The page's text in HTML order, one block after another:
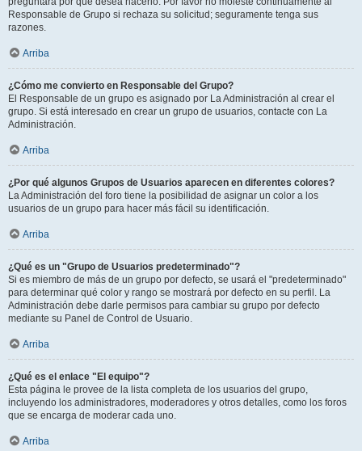
Responsable de Grupo si rechaza su solicitud; seguramente tenga sus
razones.
Arriba
¿Cómo me convierto en Responsable del Grupo?
El Responsable de un grupo es asignado por La Administración al crear el
grupo. Si está interesado en crear un grupo de usuarios, contacte con La
Administración.
Arriba
¿Por qué algunos Grupos de Usuarios aparecen en diferentes colores?
La Administración del foro tiene la posibilidad de asignar un color a los
usuarios de un grupo para hacer más fácil su identificación.
Arriba
¿Qué es un "Grupo de Usuarios predeterminado"?
Si es miembro de más de un grupo por defecto, se usará el "predeterminado"
para determinar qué color y rango se mostrará por defecto en su perfil. La
Administración debe darle permisos para cambiar su grupo por defecto
mediante su Panel de Control de Usuario.
Arriba
¿Qué es el enlace "El equipo"?
Esta página le provee de la lista completa de los usuarios del grupo,
incluyendo los administradores, moderadores y otros detalles, como los foros
que se encarga de moderar cada uno.
Arriba